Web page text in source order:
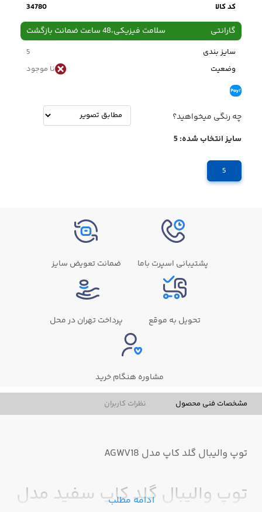
کد کالا 34780
گارانتی سلامت فیزیکی،48 ساعت ضمانت بازگشت
سایز بندی
5
وضعیت
نا موجود
چه رنگی میخواهید؟
سایز انتخاب شده:5
5
پشتیبانی اسپرت باما ضمانت تعویض سایز
تحویل به موقع پرداخت تهران در محل
مشاوره هنگام خرید
مشخصات فنی محصول نظرات کاربران
توپ والیبال گلد کاپ مدل AGWV18
توپ والیبال گلد کاپ سفید مدل
ادامه مطلب